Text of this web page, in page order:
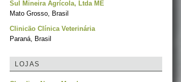
Sul Mineira Agrícola, Ltda ME
Mato Grosso, Brasil
Clinicão Clínica Veterinária
Paraná, Brasil
LOJAS